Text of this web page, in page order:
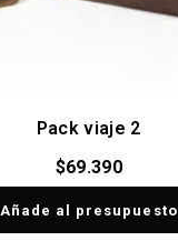
Pack viaje 2
$69.390
Añade al presupuesto